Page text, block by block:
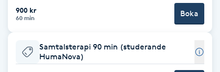
Brynfärgning
Brynplockning
900 kr
60 min Boka
Samtalsterapi 90 min (studerande
HumaNova)